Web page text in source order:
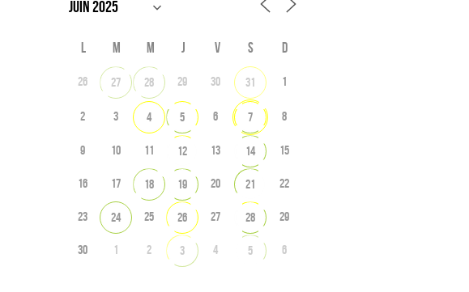
L M M J V S D
26 27 28 29 30 31 1
2 3 4 5 6 7 8
9 10 11 12 13 14 15
16 17 18 19 20 21 22
23 24 25 26 27 28 29
30 1 2 3 4 5 6